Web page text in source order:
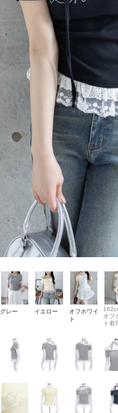
グレー イエロー
オフホワイ
ト
オフ
ト着